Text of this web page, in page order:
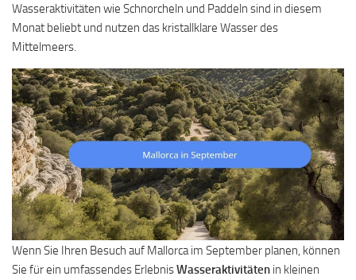
Wasseraktivitäten wie Schnorcheln und Paddeln sind in diesem
Monat beliebt und nutzen das kristallklare Wasser des
Mittelmeers.
Wenn Sie Ihren Besuch auf Mallorca im September planen, können
Sie für ein umfassendes ErlebnisWasseraktivitäten in kleinen